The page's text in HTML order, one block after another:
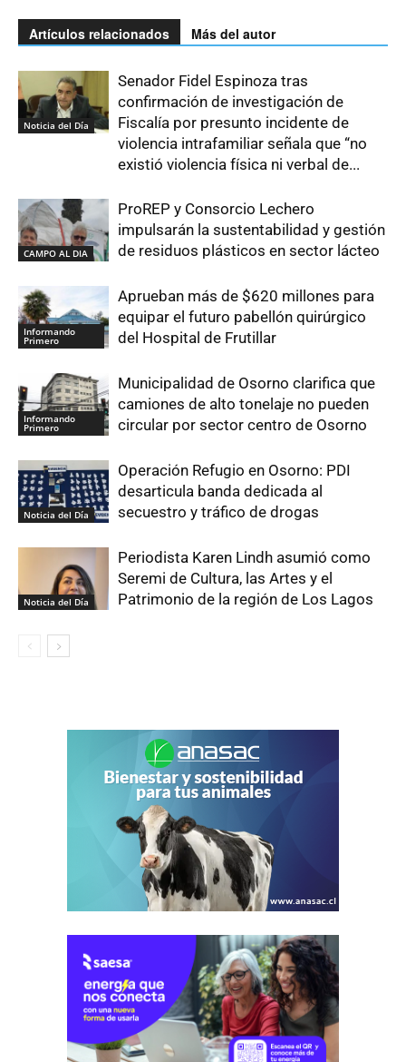
Artículos relacionados Más del autor
Noticia del Día
Senador Fidel Espinoza tras
confirmación de investigación de
Fiscalía por presunto incidente de
violencia intrafamiliar señala que “no
existió violencia física ni verbal de...
CAMPO AL DIA
ProREP y Consorcio Lechero
impulsarán la sustentabilidad y gestión
de residuos plásticos en sector lácteo
Informando
Primero
Aprueban más de $620 millones para
equipar el futuro pabellón quirúrgico
del Hospital de Frutillar
Informando
Primero
Municipalidad de Osorno clarifica que
camiones de alto tonelaje no pueden
circular por sector centro de Osorno
Noticia del Día
Operación Refugio en Osorno: PDI
desarticula banda dedicada al
secuestro y tráfico de drogas
Noticia del Día
Periodista Karen Lindh asumió como
Seremi de Cultura, las Artes y el
Patrimonio de la región de Los Lagos